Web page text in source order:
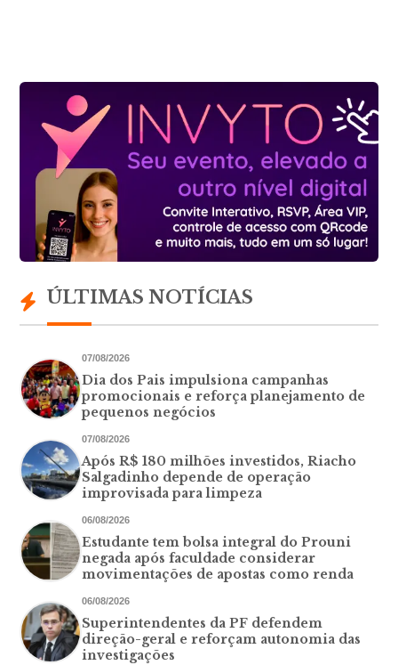
ÚLTIMAS NOTÍCIAS
07/08/2026
Dia dos Pais impulsiona campanhas
promocionais e reforça planejamento de
pequenos negócios
07/08/2026
Após R$ 180 milhões investidos, Riacho
Salgadinho depende de operação
improvisada para limpeza
06/08/2026
Estudante tem bolsa integral do Prouni
negada após faculdade considerar
movimentações de apostas como renda
06/08/2026
Superintendentes da PF defendem
direção-geral e reforçam autonomia das
investigações